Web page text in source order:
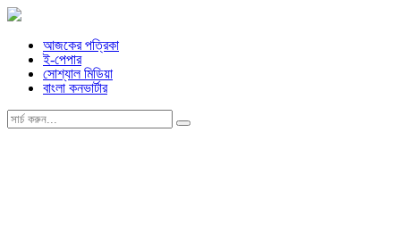
আজকের পত্রিকা
ই-পেপার
সোশ্যাল মিডিয়া
বাংলা কনভার্টার